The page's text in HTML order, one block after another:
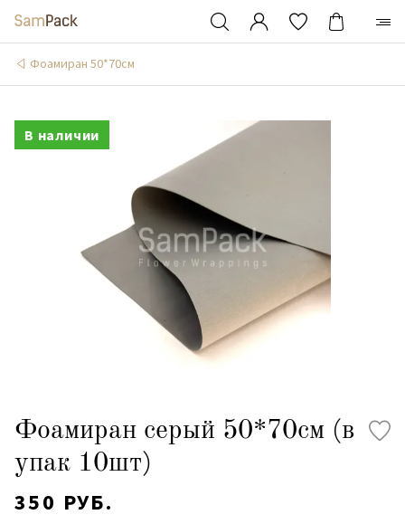
Фоамиран 50*70см
В наличии
Фоамиран серый 50*70см (в
упак 10шт)
350 РУБ.